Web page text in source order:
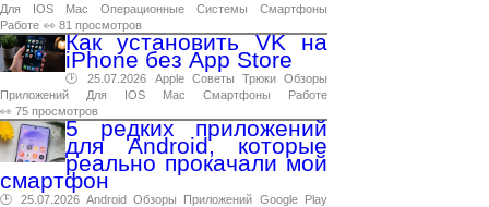
Для
IOS Mac Операционные Системы
Смартфоны
Работе 👀 81 просмотров
Как установить VK на
iPhone без App Store
🕑 25.07.2026 Apple Советы Трюки Обзоры
Приложений
Для IOS Mac Смартфоны
Работе
👀 75 просмотров
5 редких приложений
для Android, которые
реально прокачали мой
смартфон
🕑 25.07.2026 Android Обзоры Приложений Google
Play